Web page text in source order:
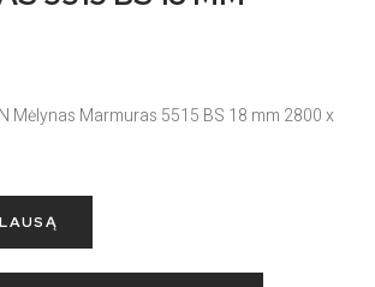
Mėlynas Marmuras 5515 BS 18 mm 2800 x